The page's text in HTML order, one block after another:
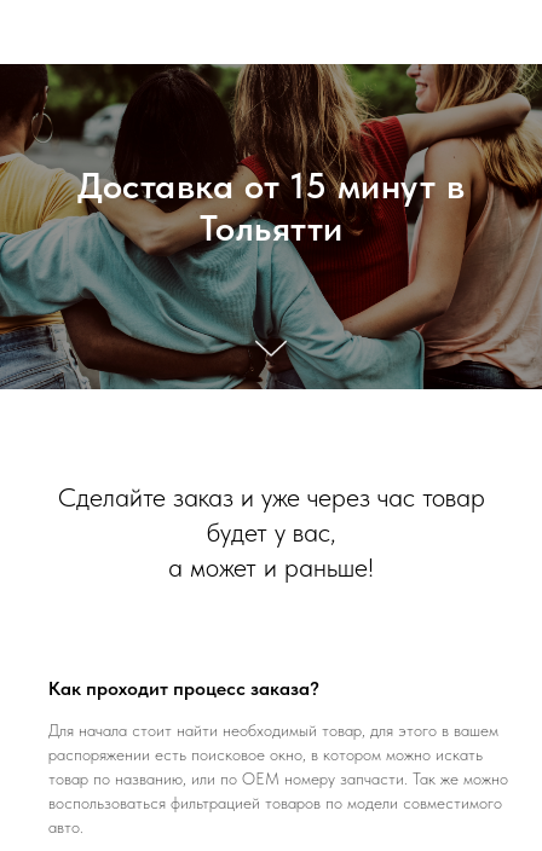
Доставка от 15 минут в
Тольятти
Сделайте заказ и уже через час товар
будет у вас,
а может и раньше!
Как проходит процесс заказа?
Для начала стоит найти необходимый товар, для этого в вашем
распоряжении есть поисковое окно, в котором можно искать
товар по названию, или по ОЕМ номеру запчасти. Так же можно
воспользоваться фильтрацией товаров по модели совместимого
авто.